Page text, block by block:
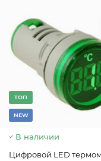
TОП
NEW
В наличии
Цифровой LED